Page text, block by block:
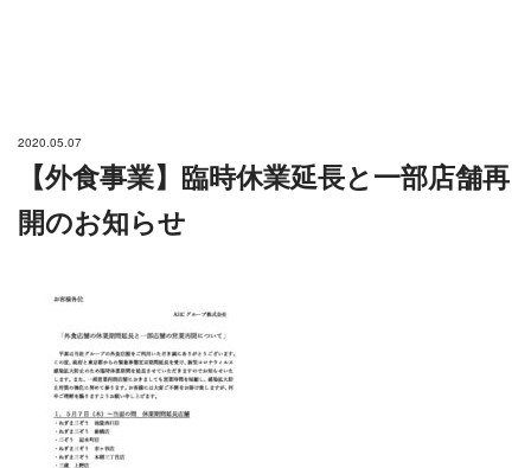
2020.05.07
【外食事業】臨時休業延長と一部店舗再
開のお知らせ